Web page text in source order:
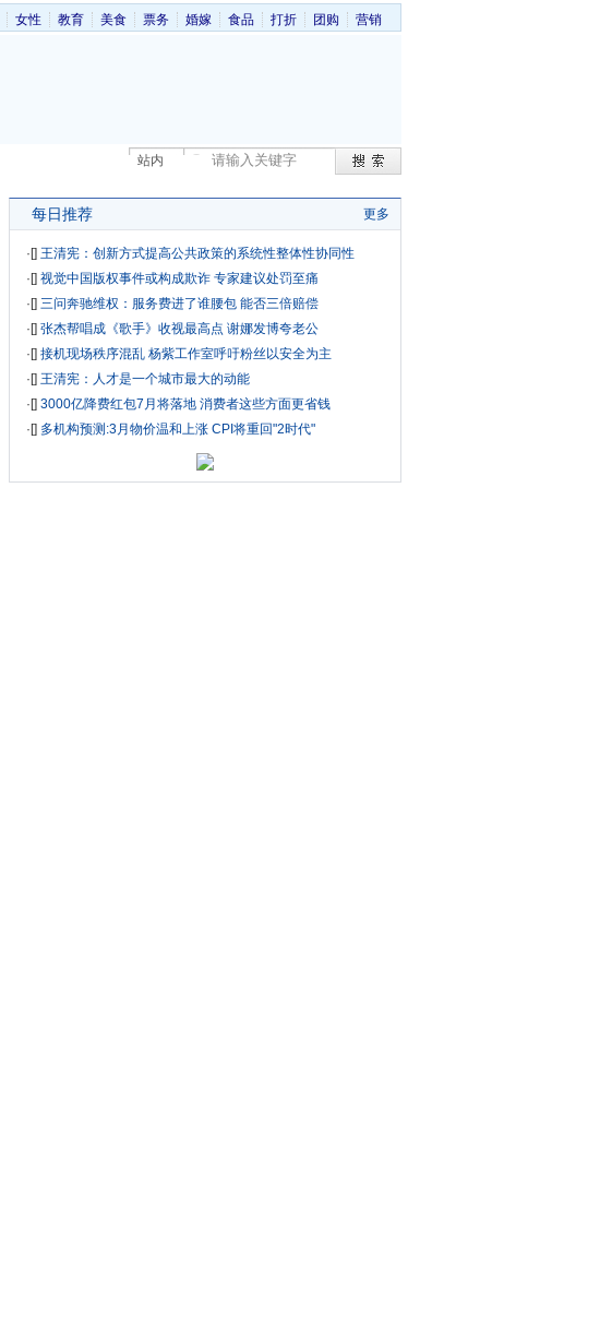
女性 教育 美食 票务 婚嫁 食品 打折 团购 营销
站内
每日推荐 更多
·[] 王清宪：创新方式提高公共政策的系统性整体性协同性
·[] 视觉中国版权事件或构成欺诈 专家建议处罚至痛
·[] 三问奔驰维权：服务费进了谁腰包 能否三倍赔偿
·[] 张杰帮唱成《歌手》收视最高点 谢娜发博夸老公
·[] 接机现场秩序混乱 杨紫工作室呼吁粉丝以安全为主
·[] 王清宪：人才是一个城市最大的动能
·[] 3000亿降费红包7月将落地 消费者这些方面更省钱
·[] 多机构预测:3月物价温和上涨 CPI将重回"2时代"